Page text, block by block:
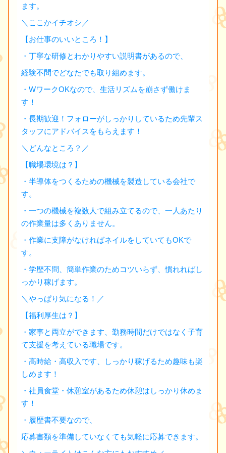
ます。
＼ここかイチオシ／
【お仕事のいいところ！】
・丁寧な研修とわかりやすい説明書があるので、
経験不問でどなたでも取り組めます。
・WワークOKなので、生活リズムを崩さず働けま
す！
・長期歓迎！フォローがしっかりしているため先輩ス
タッフにアドバイスをもらえます！
＼どんなところ？／
【職場環境は？】
・半導体をつくるための機械を製造している会社で
す。
・一つの機械を複数人で組み立てるので、一人あたり
の作業量は多くありません。
・作業に支障がなければネイルをしていてもOKで
す。
・学歴不問、簡単作業のためコツいらず、慣れればし
っかり稼げます。
＼やっぱり気になる！／
【福利厚生は？】
・家事と両立ができます、勤務時間だけではなく子育
て支援を考えている職場です。
・高時給・高収入です、しっかり稼げるため趣味も楽
しめます！
・社員食堂・休憩室があるため休憩はしっかり休めま
す！
・履歴書不要なので、
応募書類を準備していなくても気軽に応募できます。